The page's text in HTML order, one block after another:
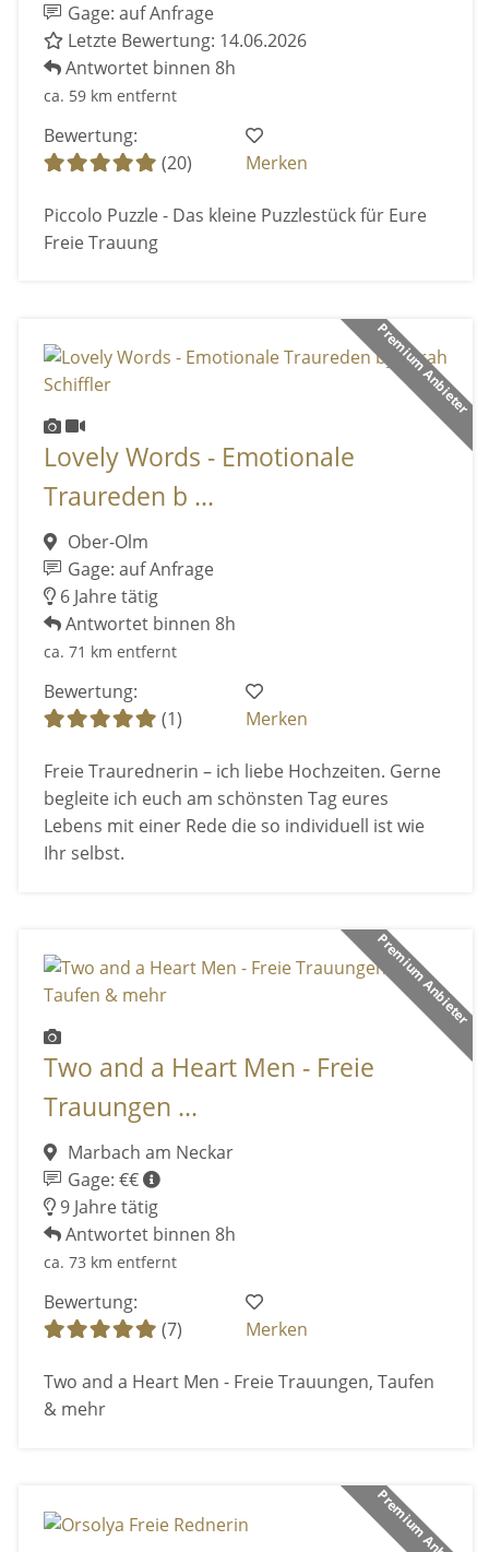
Gage: auf Anfrage
Letzte Bewertung: 14.06.2026
Antwortet binnen 8h
ca. 59 km entfernt
Bewertung:
(20)
Merken
Piccolo Puzzle - Das kleine Puzzlestück für Eure
Freie Trauung
Premium Anbieter
Lovely Words - Emotionale
Traureden b ...
Ober-Olm
Gage: auf Anfrage
6 Jahre tätig
Antwortet binnen 8h
ca. 71 km entfernt
Bewertung:
(1)
Merken
Freie Traurednerin – ich liebe Hochzeiten. Gerne
begleite ich euch am schönsten Tag eures
Lebens mit einer Rede die so individuell ist wie
Ihr selbst.
Premium Anbieter
Two and a Heart Men - Freie
Trauungen ...
Marbach am Neckar
Gage: €€
9 Jahre tätig
Antwortet binnen 8h
ca. 73 km entfernt
Bewertung:
(7)
Merken
Two and a Heart Men - Freie Trauungen, Taufen
& mehr